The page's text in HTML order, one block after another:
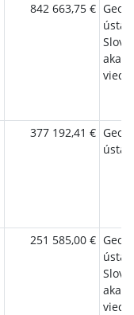
842 663,75 €
ústav
vied,
377 192,41 €
ústav
251 585,00 €
ústav
vied,